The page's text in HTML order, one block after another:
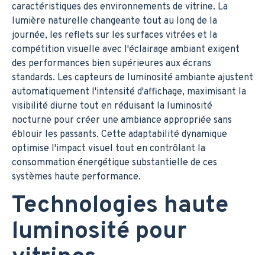
caractéristiques des environnements de vitrine. La
lumière naturelle changeante tout au long de la
journée, les reflets sur les surfaces vitrées et la
compétition visuelle avec l'éclairage ambiant exigent
des performances bien supérieures aux écrans
standards. Les capteurs de luminosité ambiante ajustent
automatiquement l'intensité d'affichage, maximisant la
visibilité diurne tout en réduisant la luminosité
nocturne pour créer une ambiance appropriée sans
éblouir les passants. Cette adaptabilité dynamique
optimise l'impact visuel tout en contrôlant la
consommation énergétique substantielle de ces
systèmes haute performance.
Technologies haute
luminosité pour